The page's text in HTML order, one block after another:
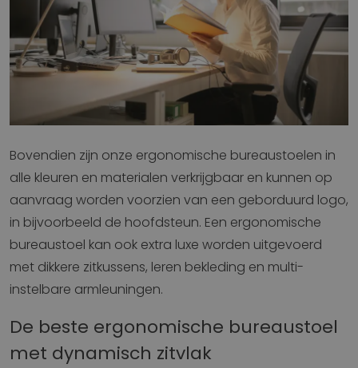
Bovendien zijn onze ergonomische bureaustoelen in
alle kleuren en materialen verkrijgbaar en kunnen op
aanvraag worden voorzien van een geborduurd logo,
in bijvoorbeeld de hoofdsteun. Een ergonomische
bureaustoel kan ook extra luxe worden uitgevoerd
met dikkere zitkussens, leren bekleding en multi-
instelbare armleuningen.
De beste ergonomische bureaustoel
met dynamisch zitvlak